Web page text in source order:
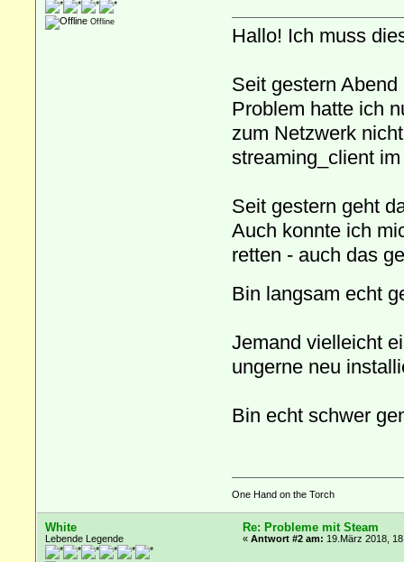
Offline
Hallo! Ich muss
Seit gestern
Problem hatte ich
zum Netzwerk
streaming_client
Seit gestern geht
Auch konnte ich
retten - auch das
Bin langsam echt
Jemand vielleicht
ungerne neu
Bin echt schwer
One Hand on the Torch
White
Lebende Legende
Re: Probleme mit Steam
«Antwort #2 am: 19.März 2018,